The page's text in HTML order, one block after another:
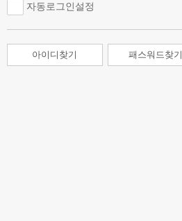
자동로그인설정
아이디찾기 패스워드찾기